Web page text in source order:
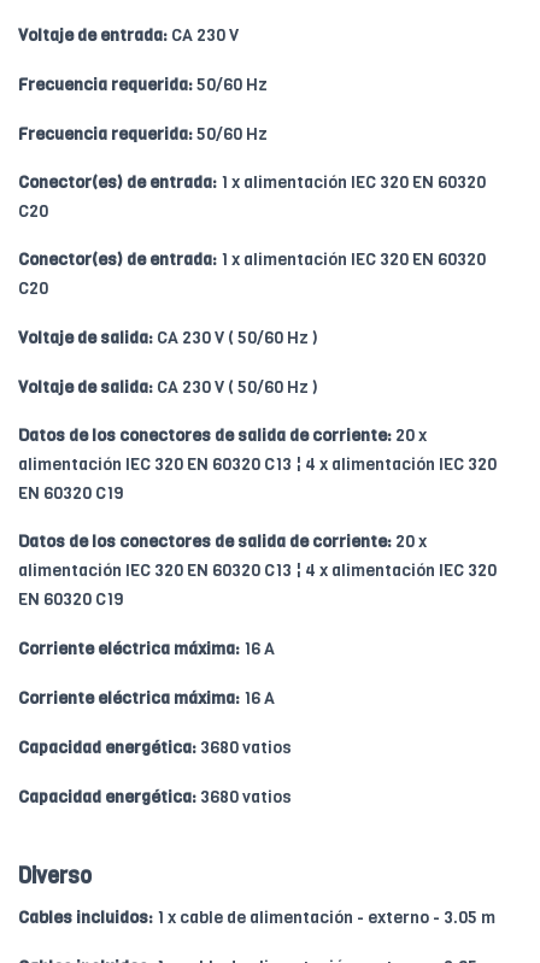
Voltaje de entrada: CA 230 V
Frecuencia requerida:50/60 Hz
Frecuencia requerida:50/60 Hz
Conector(es) de entrada: 1 x alimentación IEC 320 EN 60320
C20
Conector(es) de entrada: 1 x alimentación IEC 320 EN 60320
C20
Voltaje de salida: CA 230 V ( 50/60 Hz )
Voltaje de salida: CA 230 V ( 50/60 Hz )
Datos de los conectores de salida de corriente: 20 x
alimentación IEC 320 EN 60320 C13 ¦ 4 x alimentación IEC 320
EN 60320 C19
Datos de los conectores de salida de corriente: 20 x
alimentación IEC 320 EN 60320 C13 ¦ 4 x alimentación IEC 320
EN 60320 C19
Corriente eléctrica máxima: 16 A
Corriente eléctrica máxima: 16 A
Capacidad energética: 3680 vatios
Capacidad energética: 3680 vatios
Diverso
Cables incluidos: 1 x cable de alimentación - externo - 3.05 m